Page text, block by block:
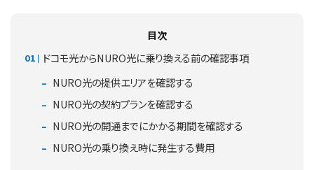
目次
ドコモ光からNURO光に乗り換える前の確認事項
NURO光の提供エリアを確認する
NURO光の契約プランを確認する
NURO光の開通までにかかる期間を確認する
NURO光の乗り換え時に発生する費用